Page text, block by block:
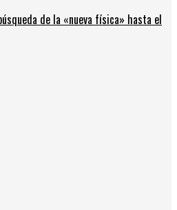
de la «nueva física» hasta el